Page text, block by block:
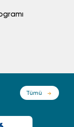
Tümü